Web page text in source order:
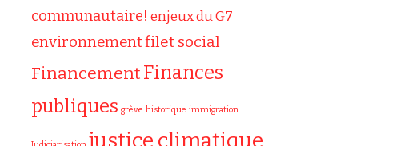
communautaire! enjeux du G7
environnementfilet social
FinancementFinances
publiques grève historique immigration
justice climatique